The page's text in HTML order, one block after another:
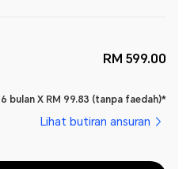
RM 599.00
bulan X RM 99.83 (tanpa faedah)*
Lihat butiran ansuran